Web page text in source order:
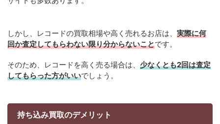
しかし、レコードの買取相場や高く売れるお店は、 実際に何
回か査定してもらわない限り分からないことです。
そのため、レコードを高く売る場合は、 少なくとも2回は査定
してもらった方がいいでしょう。
持ち込み買取のデメリット